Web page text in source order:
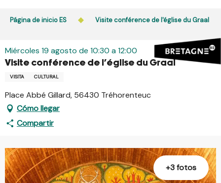
Página de inicio ES Visite conférence de l'église du Graal
Miércoles 19 agosto de 10:30 a 12:00
Visite conférence de l'église du Graal
VISITA CULTURAL
Place Abbé Gillard, 56430 Tréhorenteuc
Cómo llegar
Compartir
+3 fotos